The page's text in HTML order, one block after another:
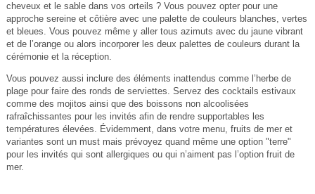
cheveux et le sable dans vos orteils ? Vous pouvez opter pour une
approche sereine et côtière avec une palette de couleurs blanches, vertes
et bleues. Vous pouvez même y aller tous azimuts avec du jaune vibrant
et de l’orange ou alors incorporer les deux palettes de couleurs durant la
cérémonie et la réception.
Vous pouvez aussi inclure des éléments inattendus comme l’herbe de
plage pour faire des ronds de serviettes. Servez des cocktails estivaux
comme des mojitos ainsi que des boissons non alcoolisées
rafraîchissantes pour les invités afin de rendre supportables les
températures élevées. Évidemment, dans votre menu, fruits de mer et
variantes sont un must mais prévoyez quand même une option "terre"
pour les invités qui sont allergiques ou qui n’aiment pas l’option fruit de
mer.